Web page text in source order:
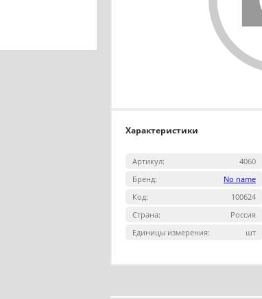
Характеристики
Артикул:
4060
Бренд:
No name
Код:
100624
Страна:
Россия
Единицы измерения:
шт